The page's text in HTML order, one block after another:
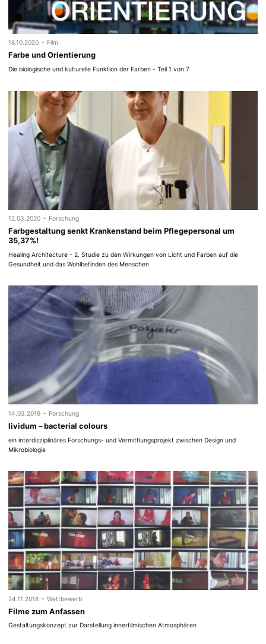
18.10.2020 - Film
Farbe und Orientierung
Die biologische und kulturelle Funktion der Farben - Teil 1 von 7
12.03.2020 - Forschung
Farbgestaltung senkt Krankenstand beim Pflegepersonal um
35,37%!
Healing Architecture - 2. Studie zu den Wirkungen von Licht und Farben auf die
Gesundheit und das Wohlbefinden des Menschen
14.03.2019 - Forschung
lividum – bacterial colours
ein interdisziplinäres Forschungs- und Vermittlungsprojekt zwischen Design und
Mikrobiologie
24.11.2018 - Wettbewerb
Filme zum Anfassen
Gestaltungskonzept zur Darstellung innerfilmischen Atmosphären